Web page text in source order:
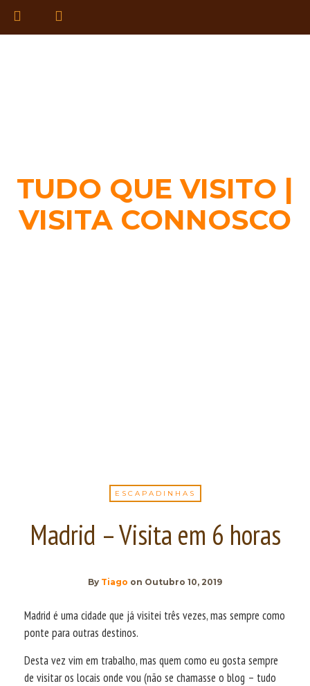
TUDO QUE VISITO |
VISITA CONNOSCO
ESCAPADINHAS
Madrid – Visita em 6 horas
By Tiago on Outubro 10, 2019
Madrid é uma cidade que já visitei três vezes, mas sempre como
ponte para outras destinos.
Desta vez vim em trabalho, mas quem como eu gosta sempre
de visitar os locais onde vou (não se chamasse o blog – tudo